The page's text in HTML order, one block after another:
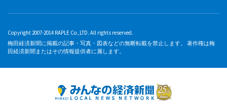
Copyright 2007-2014 RAPLE Co.,LTD. All rights reserved.
梅田経済新聞に掲載の記事・写真・図表などの無断転載を禁止します。 著作権は梅
田経済新聞またはその情報提供者に属します。